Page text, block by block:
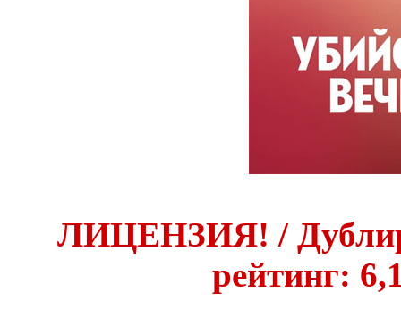
ЛИЦЕНЗИЯ! /
рейтинг: